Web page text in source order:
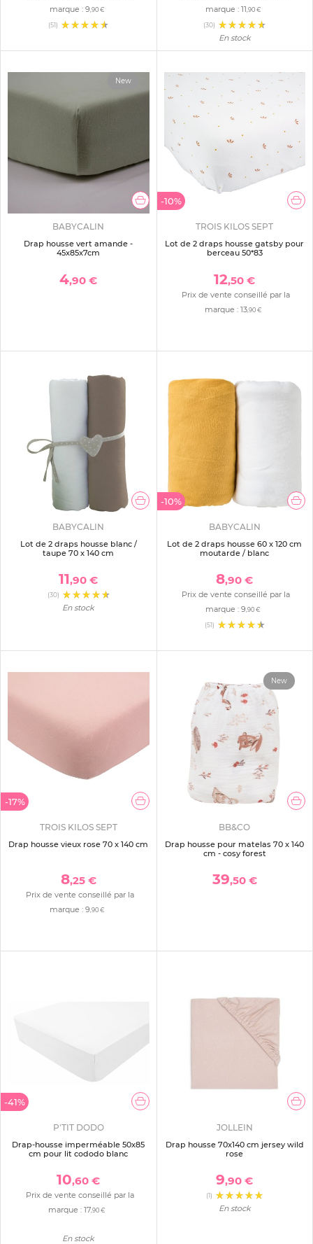
marque : 9 ,90 €
(51)
marque : 11 ,90 €
(30)
En stock
New
BABYCALIN
Drap housse vert amande -
45x85x7cm
4,90 €
-10%
TROIS KILOS SEPT
Lot de 2 draps housse gatsby pour
berceau 50*83
12,50 €
Prix de vente conseillé par la
marque : 13,90 €
BABYCALIN
Lot de 2 draps housse blanc /
taupe 70 x 140 cm
11,90 €
(30)
En stock
-10%
BABYCALIN
Lot de 2 draps housse 60 x 120 cm
moutarde / blanc
8,90 €
Prix de vente conseillé par la
marque :9,90 €
(51)
-17%
TROIS KILOS SEPT
Drap housse vieux rose 70 x 140 cm
8,25 €
Prix de vente conseillé par la
marque : 9,90 €
New
BB&CO
Drap housse pour matelas 70 x 140
cm - cosy forest
39,50 €
-41%
P'TIT DODO
Drap-housse imperméable 50x85
cm pour lit cododo blanc
10,60 €
Prix de vente conseillé par la
marque :17,90 €
En stock
JOLLEIN
Drap housse 70x140 cm jersey wild
rose
9,90 €
(1)
En stock